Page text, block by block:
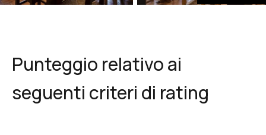
Punteggio relativo ai
seguenti criteri di rating